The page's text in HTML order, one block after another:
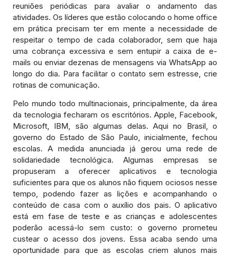
reuniões periódicas para avaliar o andamento das
atividades. Os líderes que estão colocando o home office
em prática precisam ter em mente a necessidade de
respeitar o tempo de cada colaborador, sem que haja
uma cobrança excessiva e sem entupir a caixa de e-
mails ou enviar dezenas de mensagens via WhatsApp ao
longo do dia. Para facilitar o contato sem estresse, crie
rotinas de comunicação.
Pelo mundo todo multinacionais, principalmente, da área
da tecnologia fecharam os escritórios. Apple, Facebook,
Microsoft, IBM, são algumas delas. Aqui no Brasil, o
governo do Estado de São Paulo, inicialmente, fechou
escolas. A medida anunciada já gerou uma rede de
solidariedade tecnológica. Algumas empresas se
propuseram a oferecer aplicativos e tecnologia
suficientes para que os alunos não fiquem ociosos nesse
tempo, podendo fazer as lições e acompanhando o
conteúdo de casa com o auxílio dos pais. O aplicativo
está em fase de teste e as crianças e adolescentes
poderão acessá-lo sem custo: o governo prometeu
custear o acesso dos jovens. Essa acaba sendo uma
oportunidade para que as escolas criem alunos mais